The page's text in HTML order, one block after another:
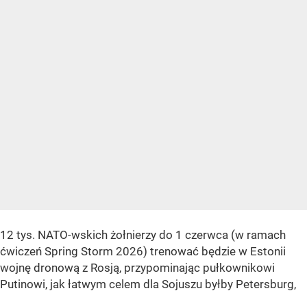
12 tys. NATO-wskich żołnierzy do 1 czerwca (w ramach
ćwiczeń Spring Storm 2026) trenować będzie w Estonii
wojnę dronową z Rosją, przypominając pułkownikowi
Putinowi, jak łatwym celem dla Sojuszu byłby Petersburg,